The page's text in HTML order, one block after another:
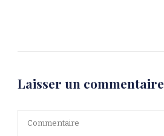
Laisser un commentaire